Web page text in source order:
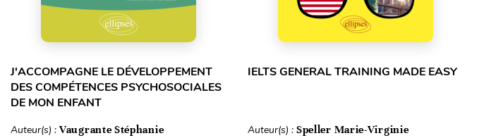
J'ACCOMPAGNE LE DÉVELOPPEMENT
DES COMPÉTENCES PSYCHOSOCIALES
DE MON ENFANT
Auteur(s) : Vaugrante Stéphanie
IELTS GENERAL TRAINING MADE EASY
Auteur(s) : Speller Marie-Virginie